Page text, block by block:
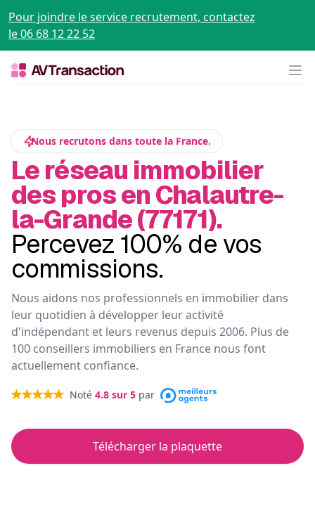
Pour joindre le service recrutement, contactez
le 06 68 12 22 52
Nous recrutons dans toute la France.
Le réseau immobilier
des pros en Chalautre-
la-Grande (77171).
Percevez 100% de vos
commissions.
Nous aidons nos professionnels en immobilier dans
leur quotidien à développer leur activité
d'indépendant et leurs revenus depuis 2006. Plus de
100 conseillers immobiliers en France nous font
actuellement confiance.
Noté 4.8 sur 5 par
Télécharger la plaquette